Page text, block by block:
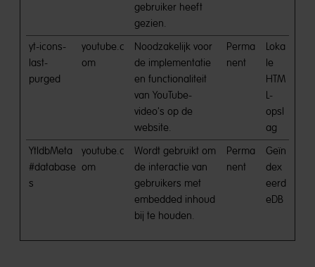
gebruiker heeft
gezien.
yt-icons-
last-
purged
youtube.c
om
Noodzakelijk voor
de implementatie
en functionaliteit
van YouTube-
video's op de
website.
Perma
nent
Loka
le
HTM
L-
opsl
ag
YtIdbMeta
#database
s
youtube.c
om
Wordt gebruikt om
de interactie van
gebruikers met
embedded inhoud
bij te houden.
Perma
nent
Geïn
dex
eerd
eDB